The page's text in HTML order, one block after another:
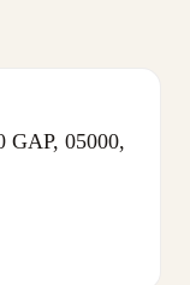
GAP, 05000,